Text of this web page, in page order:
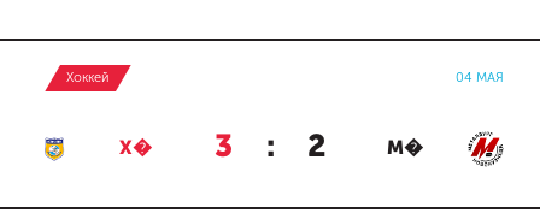
Хоккей 04 МАЯ
Х� 3 : 2 М�